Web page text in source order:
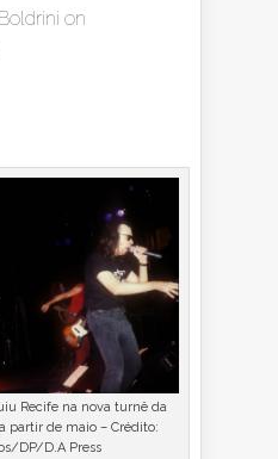
on
Recife na nova turnê da
partir de maio – Crédito:
DP/D.A Press